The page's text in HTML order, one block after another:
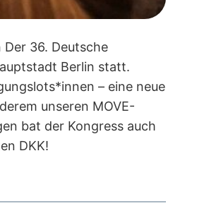
Der 36. Deutsche
Berlin statt.
– eine neue
unseren MOVE-
bat der Kongress auch
DKK!